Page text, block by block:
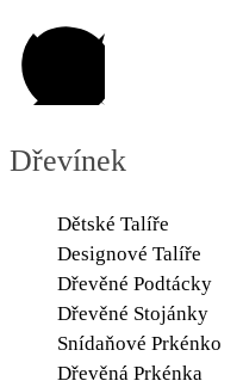
Dřevínek
Dětské Talíře
Designové Talíře
Dřevěné Podtácky
Dřevěné Stojánky
Snídaňové Prkénko
Dřevěná Prkénka